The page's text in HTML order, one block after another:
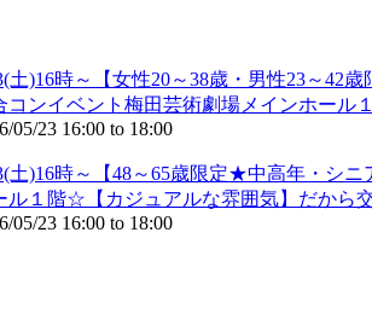
土)16時～【女性20～38歳・男性23～42
コンイベント梅田芸術劇場メインホー
05/23 16:00 to 18:00
土)16時～【48～65歳限定★中高年・シ
ル１階☆【カジュアルな雰囲気】だから
05/23 16:00 to 18:00